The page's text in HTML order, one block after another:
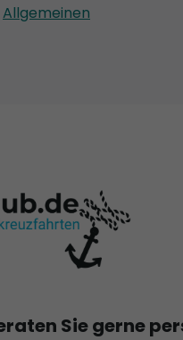
Allgemeinen
Sie gerne